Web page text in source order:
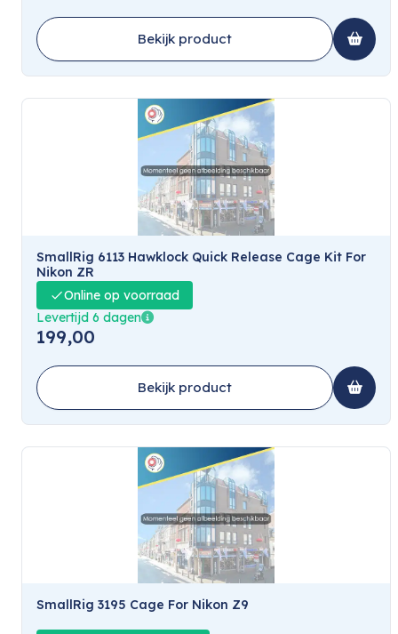
Bekijk product
SmallRig 6113 Hawklock Quick Release Cage Kit For
Nikon ZR
Online op voorraad
Levertijd 6 dagen
199,00
Bekijk product
SmallRig 3195 Cage For Nikon Z9